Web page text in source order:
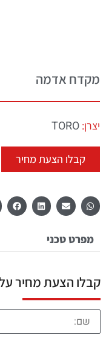
מקדח אדמה
יצרן: TORO
קבלו הצעת מחיר
מפרט טכני
קבלו הצעת מחיר